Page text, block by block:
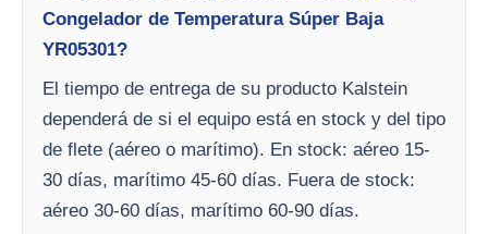
Congelador de Temperatura Súper Baja
YR05301?
El tiempo de entrega de su producto Kalstein
dependerá de si el equipo está en stock y del tipo
de flete (aéreo o marítimo). En stock: aéreo 15-
30 días, marítimo 45-60 días. Fuera de stock:
aéreo 30-60 días, marítimo 60-90 días.